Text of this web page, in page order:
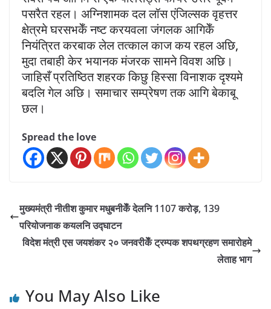
पसरैत रहल। अग्निशामक दल लॉस एंजिल्सक वृहत्तर
क्षेत्रमे घरसभकेँ नष्ट करयवला जंगलक आगिकेँ
नियंत्रित करबाक लेल तत्काल काज कय रहल अछि,
मुदा तबाही केर भयानक मंजरक सामने विवश अछि।
जाहिसँ प्रतिष्ठित शहरक किछु हिस्सा विनाशक दृश्यमे
बदलि गेल अछि। समाचार सम्प्रेषण तक आगि बेकाबू
छल।
Spread the love
मुख्यमंत्री नीतीश कुमार मधुबनीकेँ देलनि 1107 करोड़, 139
परियोजनाक कयलनि उद्घाटन
विदेश मंत्री एस जयशंकर २० जनवरीकेँ ट्रम्पक शपथग्रहण समारोहमे
लेताह भाग
You May Also Like